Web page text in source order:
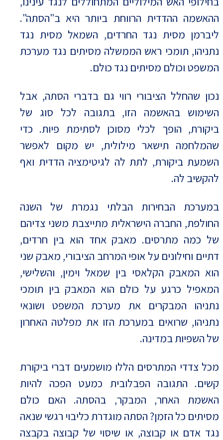
ההאשמה ההדדית הרווחת ביותר היא ב"הסתה".
ליברמן מסית נגד החרדים, השמאל מסית נגד
נתניהו, תומכי ראש הממשלה מסיתים נגד מערכת
המשפט וכולם מסיתים נגד כולם.
נכון שהחלל הציבורי רווי גם בדברי הסתה, אבל
השימוש בהאשמה הזו, בתגובה לכל סוג של
ביקורת, הופך לכלי מסוכן לסתימת פיות. כדי
שהמלחמה תישאר מילולית, יש מקום לאפשר
השמעת ביקורת, לתת לה לגיטימציה הדדית ואף
להקשיב לה.
במערכת הבחירות הבלתי נגמרת של השנה
החולפת, החברה הישראלית מתייצבת משני צדיהם
של כמה מתרסים. מאבק אחד הוא בין חרדים,
דתיים וחילונים על אופי המרחב הציבורי, מאבק שני
הוא המאבק הקלאסי בין שמאל וימין, והשלישי,
המאפיל כרגע על כולם הוא המאבק בין תומכי
נתניהו המבקרים את מערכת המשפט ושונאי
נתניהו, שרואים במערכת הזו את מפלטה האחרון
של השפיות במדינה.
מכל צדדי המתרסים הללו מושמעים דברי ביקורת
קשים. התגובה הפבלובית כמעט הפכה להיות
האשמת האחר, המבקר, בהסתה. האם כולם
מסיתים כל הזמן? הסתה מוגדרת כליבוי רגשי שנאה
נגד אדם או קבוצה, או שיסוי של קבוצה בקבצה